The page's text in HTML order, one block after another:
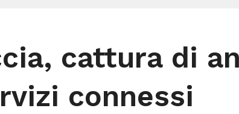
cattura di
connessi